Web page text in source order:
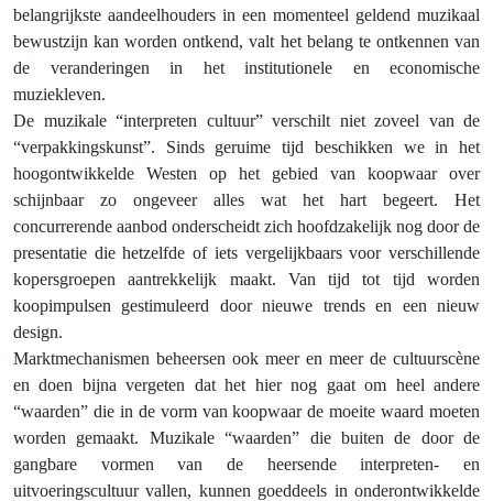
belangrijkste aandeelhouders in een momenteel geldend muzikaal
bewustzijn kan worden ontkend, valt het belang te ontkennen van
de veranderingen in het institutionele en economische
muziekleven.
De muzikale “interpreten cultuur” verschilt niet zoveel van de
“verpakkingskunst”. Sinds geruime tijd beschikken we in het
hoogontwikkelde Westen op het gebied van koopwaar over
schijnbaar zo ongeveer alles wat het hart begeert. Het
concurrerende aanbod onderscheidt zich hoofdzakelijk nog door de
presentatie die hetzelfde of iets vergelijkbaars voor verschillende
kopersgroepen aantrekkelijk maakt. Van tijd tot tijd worden
koopimpulsen gestimuleerd door nieuwe trends en een nieuw
design.
Marktmechanismen beheersen ook meer en meer de cultuurscène
en doen bijna vergeten dat het hier nog gaat om heel andere
“waarden” die in de vorm van koopwaar de moeite waard moeten
worden gemaakt. Muzikale “waarden” die buiten de door de
gangbare vormen van de heersende interpreten- en
uitvoeringscultuur vallen, kunnen goeddeels in onderontwikkelde